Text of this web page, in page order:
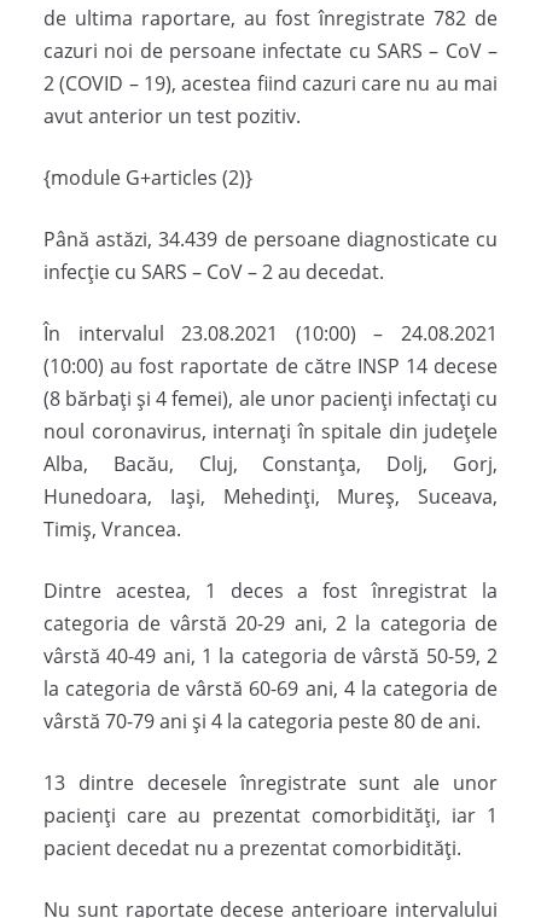
de ultima raportare, au fost înregistrate 782 de
cazuri noi de persoane infectate cu SARS – CoV –
2 (COVID – 19), acestea fiind cazuri care nu au mai
avut anterior un test pozitiv.
{module G+articles (2)}
Până astăzi, 34.439 de persoane diagnosticate cu
infecție cu SARS – CoV – 2 au decedat.
În intervalul 23.08.2021 (10:00) – 24.08.2021
(10:00) au fost raportate de către INSP 14 decese
(8 bărbați și 4 femei), ale unor pacienți infectați cu
noul coronavirus, internați în spitale din județele
Alba, Bacău, Cluj, Constanța, Dolj, Gorj,
Hunedoara, Iași, Mehedinți, Mureș, Suceava,
Timiș, Vrancea.
Dintre acestea, 1 deces a fost înregistrat la
categoria de vârstă 20-29 ani, 2 la categoria de
vârstă 40-49 ani, 1 la categoria de vârstă 50-59, 2
la categoria de vârstă 60-69 ani, 4 la categoria de
vârstă 70-79 ani și 4 la categoria peste 80 de ani.
13 dintre decesele înregistrate sunt ale unor
pacienți care au prezentat comorbidități, iar 1
pacient decedat nu a prezentat comorbidități.
Nu sunt raportate decese anterioare intervalului